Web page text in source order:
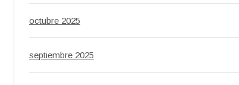
octubre 2025
septiembre 2025